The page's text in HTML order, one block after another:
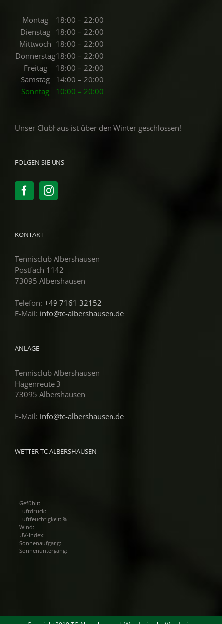
Montag
18:00 – 22:00
Dienstag
18:00 – 22:00
Mittwoch 18:00 – 22:00
Donnerstag18:00 – 22:00
Freitag
18:00 – 22:00
Samstag
14:00 – 20:00
Sonntag
10:00 – 20:00
Unser Clubhaus ist über den Winter geschlossen!
FOLGEN SIE UNS
KONTAKT
Tennisclub Albershausen
Postfach 1142
73095 Albershausen
Telefon: +49 7161 32152
E-Mail: info@tc-albershausen.de
ANLAGE
Tennisclub Albershausen
Hagenreute 3
73095 Albershausen
E-Mail: info@tc-albershausen.de
WETTER TC ALBERSHAUSEN
Gefühlt:
Luftdruck:
Luftfeuchtigkeit: %
Wind:
UV-Index:
Sonnenaufgang:
Sonnenuntergang: